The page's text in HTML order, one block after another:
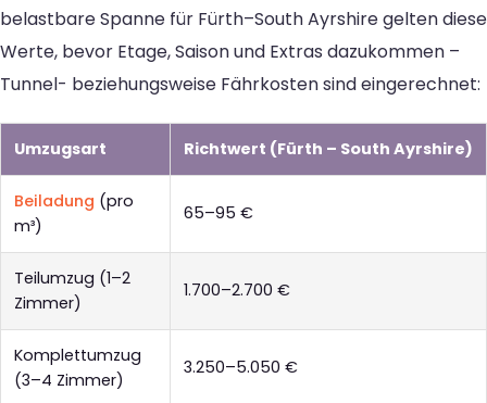
belastbare Spanne für Fürth–South Ayrshire gelten diese
Werte, bevor Etage, Saison und Extras dazukommen –
Tunnel- beziehungsweise Fährkosten sind eingerechnet:
Umzugsart Richtwert (Fürth – South Ayrshire)
Beiladung (pro
m³)
65–95 €
Teilumzug (1–2
Zimmer)
1.700–2.700 €
Komplettumzug
(3–4 Zimmer)
3.250–5.050 €